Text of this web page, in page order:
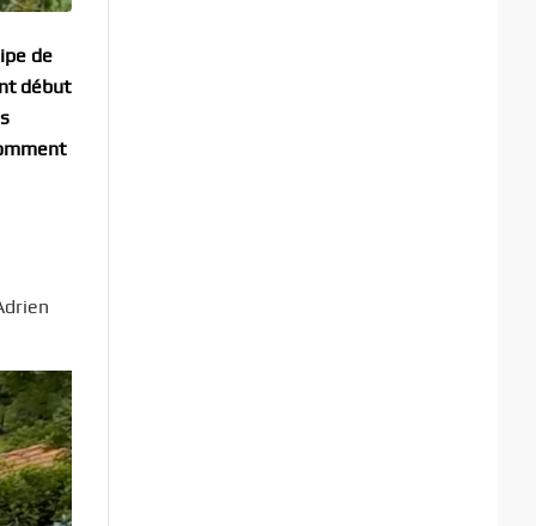
de
début